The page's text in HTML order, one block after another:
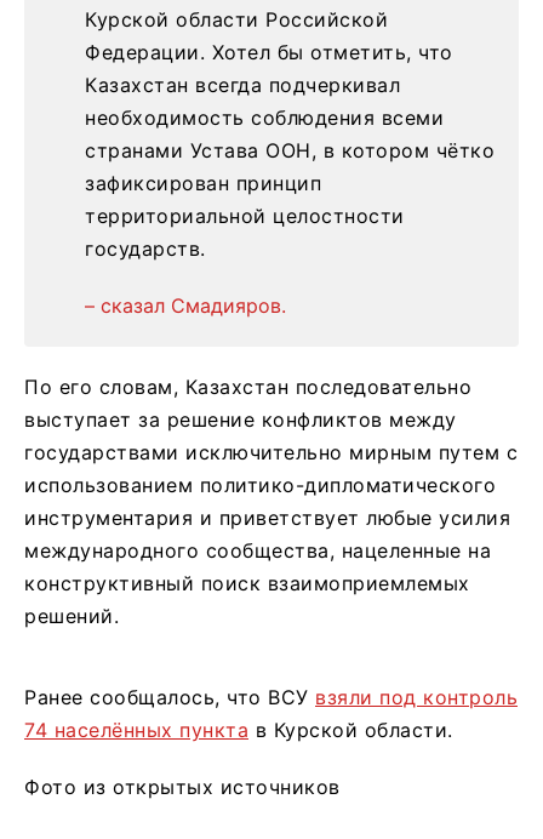
Курской области Российской
Федерации. Хотел бы отметить, что
Казахстан всегда подчеркивал
необходимость соблюдения всеми
странами Устава ООН, в котором чётко
зафиксирован принцип
территориальной целостности
государств.
– сказал Смадияров.
По его словам, Казахстан последовательно
выступает за решение конфликтов между
государствами исключительно мирным путем с
использованием политико-дипломатического
инструментария и приветствует любые усилия
международного сообщества, нацеленные на
конструктивный поиск взаимоприемлемых
решений.
Ранее сообщалось, что ВСУ взяли под контроль
74 населённых пункта в Курской области.
Фото из открытых источников